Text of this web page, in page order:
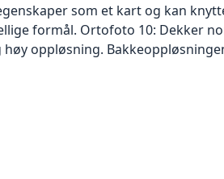
som et kart og kan
formål. Ortofoto 10: Dekker
oppløsning.